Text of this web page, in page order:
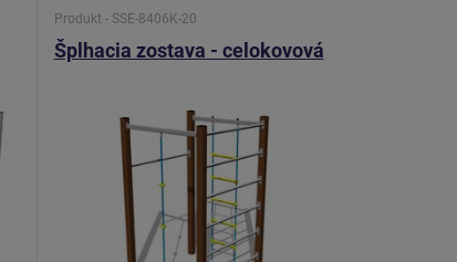
Produkt - SSE-8406K-20
Šplhacia zostava - celokovová